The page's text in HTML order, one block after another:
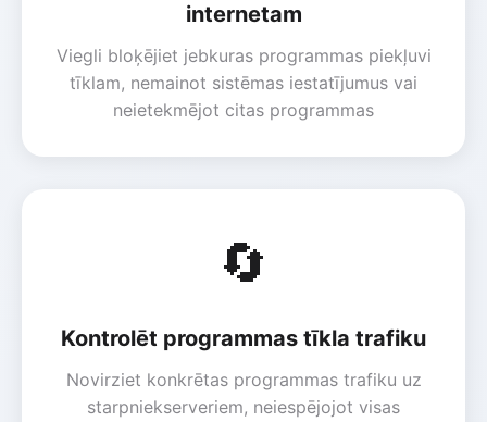
internetam
Viegli bloķējiet jebkuras programmas piekļuvi
tīklam, nemainot sistēmas iestatījumus vai
neietekmējot citas programmas
🔄
Kontrolēt programmas tīkla trafiku
Novirziet konkrētas programmas trafiku uz
starpniekserveriem, neiespējojot visas